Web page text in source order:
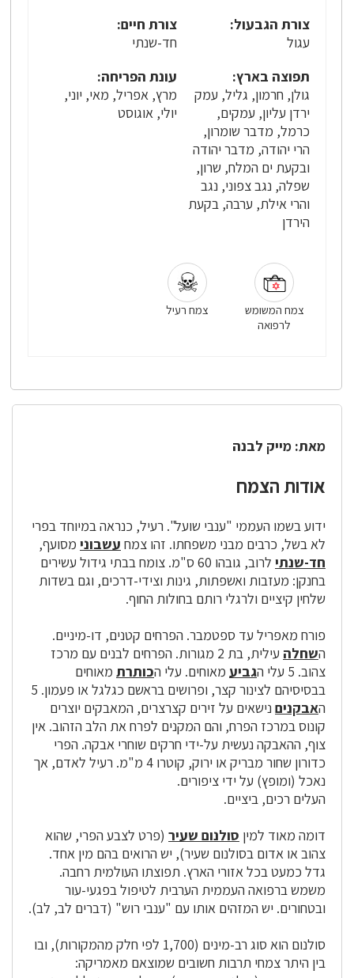
צורת הגבעול:
עגול
צורת חיים:
חד-שנתי
תפוצה בארץ:
גולן, חרמון, גליל, עמק
ירדן עליון, עמקים,
כרמל, מדבר שומרון,
הרי יהודה, מדבר יהודה
ובקעת ים המלח, שרון,
שפלה, נגב צפוני, נגב
והרי אילת, ערבה, בקעת
הירדן
עונת הפריחה:
מרץ, אפריל, מאי, יוני,
יולי, אוגוסט
צמח המשומש
לרפואה
צמח רעיל
מאת: מייק לבנה
אודות הצמח
ידוע בשמו העממי "ענבי שועל". רעיל, כנראה במיוחד בפרי
לא בשל, כרבים מבני משפחתו. זהו צמח עשבוני מסועף,
חד-שנתי
לרוב, גובהו 60 ס"מ. צומח בבתי גידול עשירים
בחנקן: מעזבות ואשפתות, גינות וצידי-דרכים, וגם בשדות
שלחין קיציים ולרגלי רותם בחולות החוף.
פורח מאפריל עד ספטמבר. הפרחים קטנים, דו-מיניים.
השחלה
עילית, בת 2 מגורות. הפרחים לבנים עם מרכז
צהוב. 5 עלי ה
גביע מאוחים. עלי הכותרת מאוחים
בבסיסיהם לצינור קצר, ופרושים בראשם כגלגל או פעמון. 5
האבקנים נישאים על זירים קצרצרים, המאבקים יוצרים
קונוס במרכז הפרח, והם המקנים לפרח את הלב הזהוב. אין
צוף, ההאבקה נעשית על-ידי חרקים שוחרי אבקה. הפרי
כדורון שחור מבריק או ירוק, קוטרו 4 מ"מ. רעיל לאדם, אך
נאכל (ומופץ) על ידי ציפורים.
העלים רכים, ביציים.
דומה מאוד למין סולנום שעיר (פרט לצבע הפרי, שהוא
צהוב או אדום בסולנום שעיר), יש הרואים בהם מין אחד.
גדל כמעט בכל אזורי הארץ. תפוצתו העולמית רחבה.
משמש ברפואה העממית הערבית לטיפול בפגעי-עור
ובטחורים. יש המזהים אותו עם "ענבי רוש" (דברים לב, לב).
סולנום הוא סוג רב-מינים (1,700 לפי חלק מהמקורות), ובו
בין היתר צמחי תרבות חשובים שמוצאם מאמריקה: